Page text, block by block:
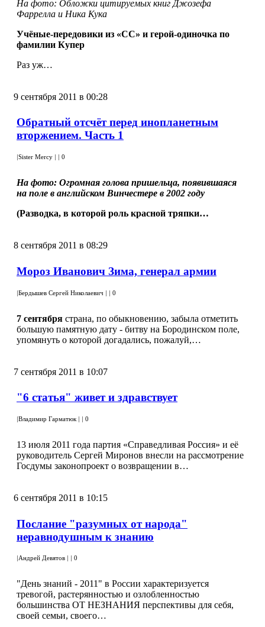
На фото: Обложки цитируемых книг Джозефа
Фаррелла и Ника Кука
Учёные-передовики из «СС» и герой-одиночка по
фамилии Купер
Раз уж…
9 сентября 2011 в 00:28
Обратный отсчёт перед инопланетным
вторжением. Часть 1
|Sister Mercy | | 0
На фото: Огромная голова пришельца, появившаяся
на поле в английском Винчестере в 2002 году
(Разводка, в которой роль красной тряпки…
8 сентября 2011 в 08:29
Мороз Иванович Зима, генерал армии
|Бердышев Сергей Николаевич | | 0
7 сентября страна, по обыкновению, забыла отметить
большую памятную дату - битву на Бородинском поле,
упомянуть о которой догадались, пожалуй,…
7 сентября 2011 в 10:07
"6 статья" живет и здравствует
|Владимир Гарматюк | | 0
13 июля 2011 года партия «Справедливая Россия» и её
руководитель Сергей Миронов внесли на рассмотрение
Госдумы законопроект о возвращении в…
6 сентября 2011 в 10:15
Послание "разумных от народа"
неравнодушным к знанию
Андрей Девятов 0
"День знаний - 2011" в России характеризуется
тревогой, растерянностью и озлобленностью
большинства ОТ НЕЗНАНИЯ перспективы для себя,
своей семьи, своего…